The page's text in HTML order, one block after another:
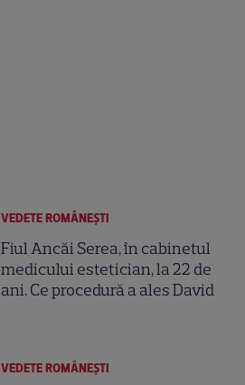
VEDETE ROMÂNEŞTI
Fiul Ancăi Serea, în cabinetul
medicului estetician, la 22 de
ani. Ce procedură a ales David
VEDETE ROMÂNEŞTI